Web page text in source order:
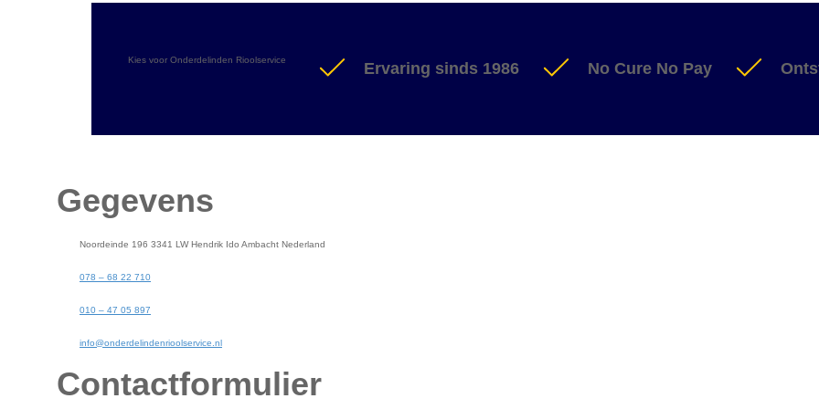
Kies voor Onderdelinden Rioolservice Ervaring sinds 1986 No Cure No Pay
Gegevens
Noordeinde 196 3341 LW Hendrik Ido Ambacht Nederland
078 – 68 22 710
010 – 47 05 897
info@onderdelindenrioolservice.nl
Contactformulier